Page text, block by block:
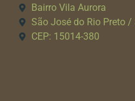
Bairro Vila Aurora
São José do Rio Preto /
CEP: 15014-380